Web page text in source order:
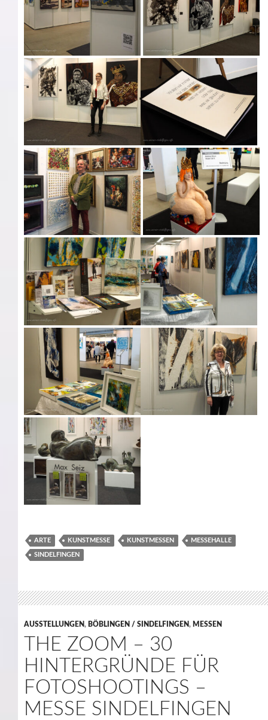
ARTE KUNSTMESSE KUNSTMESSEN MESSEHALLE
SINDELFINGEN
AUSSTELLUNGEN, BÖBLINGEN / SINDELFINGEN, MESSEN
THE ZOOM – 30
HINTERGRÜNDE FÜR
FOTOSHOOTINGS –
MESSE SINDELFINGEN